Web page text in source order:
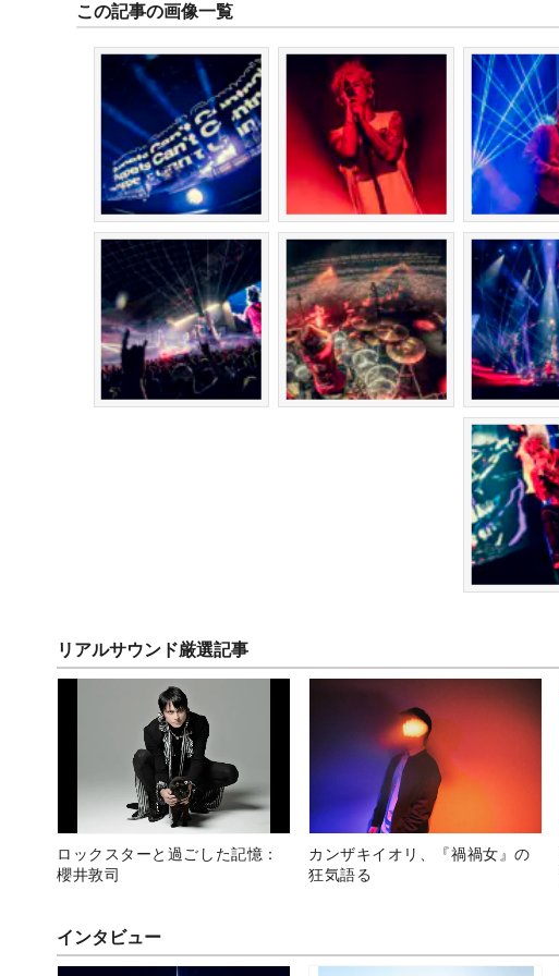
この記事の画像一覧
リアルサウンド厳選記事
ロックスターと過ごした記憶：
櫻井敦司
カンザキイオリ、『禍禍女』の
狂気語る
インタビュー